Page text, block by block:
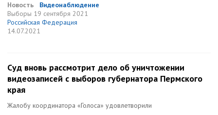
Новость
Видеонаблюдение
Выборы 19 сентября 2021
Российская Федерация
14.07.2021
Cуд вновь рассмотрит дело об уничтожении
видеозаписей с выборов губернатора Пермского
края
Жалобу координатора «Голоса» удовлетворили